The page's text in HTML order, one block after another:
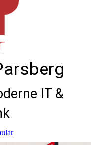
IT &